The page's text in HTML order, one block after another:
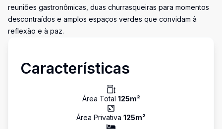
reuniões gastronômicas, duas churrasqueiras para momentos
descontraídos e amplos espaços verdes que convidam à
reflexão e à paz.
Características
Área Total 125m²
Área Privativa 125m²